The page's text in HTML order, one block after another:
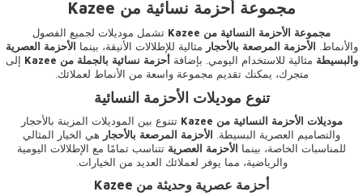
مجموعة أحزمة نسائية من Kazee
مجموعة الأحزمة النسائية من Kazee
تشمل موديلات لجميع الفصول
والأنماط. الأحزمة المرصعة بالأحجار مثالية للإطلالات الأنيقة، بينما الأحزمة العصرية
والبسيطة مثالية للاستخدام اليومي. بإضافةأحزمة نسائية بالجملة من Kazee
إلى
متجرك، يمكنك تقديم مجموعة واسعة من الأنماط لعملائك.
تنوع موديلات الأحزمة النسائية
موديلات الأحزمة النسائية من Kazee
تتنوع بين الموديلات المزينة بالأحجار
والتصاميم العصرية البسيطة. الأحزمة المرصعة بالأحجار هي الخيار المثالي
للمناسبات الخاصة، بينما الأحزمة العصرية تتناسب تمامًا مع الإطلالات اليومية
والرياضية، مما يوفر لعملائك العديد من الخيارات.
أحزمة عصرية وحديثة من Kazee